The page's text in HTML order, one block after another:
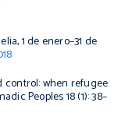
1 de enero­­­–31 de
control: when refugee
Peoples18 (1): 38–